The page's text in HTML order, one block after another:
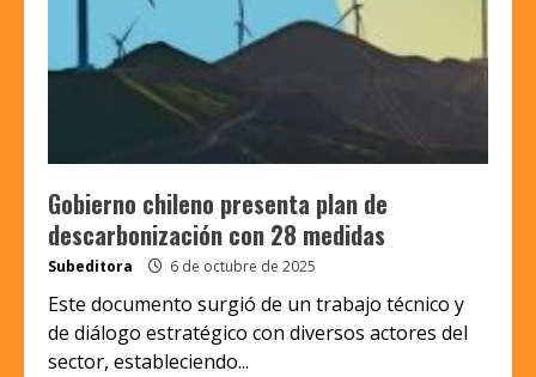
Gobierno chileno presenta plan de
descarbonización con 28 medidas
Subeditora 6 de octubre de 2025
Este documento surgió de un trabajo técnico y
de diálogo estratégico con diversos actores del
sector, estableciendo...